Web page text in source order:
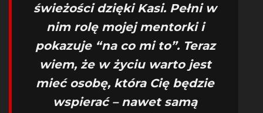
świeżości dzięki Kasi. Pełni w
nim rolę mojej mentorki i
pokazuje “na co mi to”. Teraz
wiem, że w życiu warto jest
mieć osobę, która Cię będzie
wspierać – nawet samą